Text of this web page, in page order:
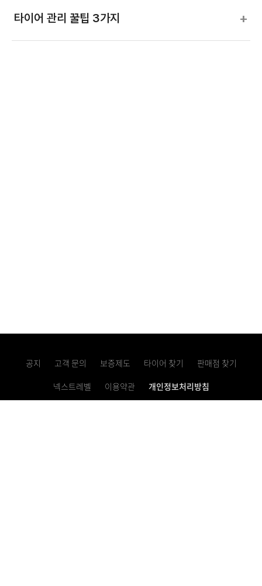
타이어 관리 꿀팁 3가지 +
공지 고객 문의 보증제도 타이어 찾기
판매점 찾기
넥스트레벨
이용약관
개인정보처리방침